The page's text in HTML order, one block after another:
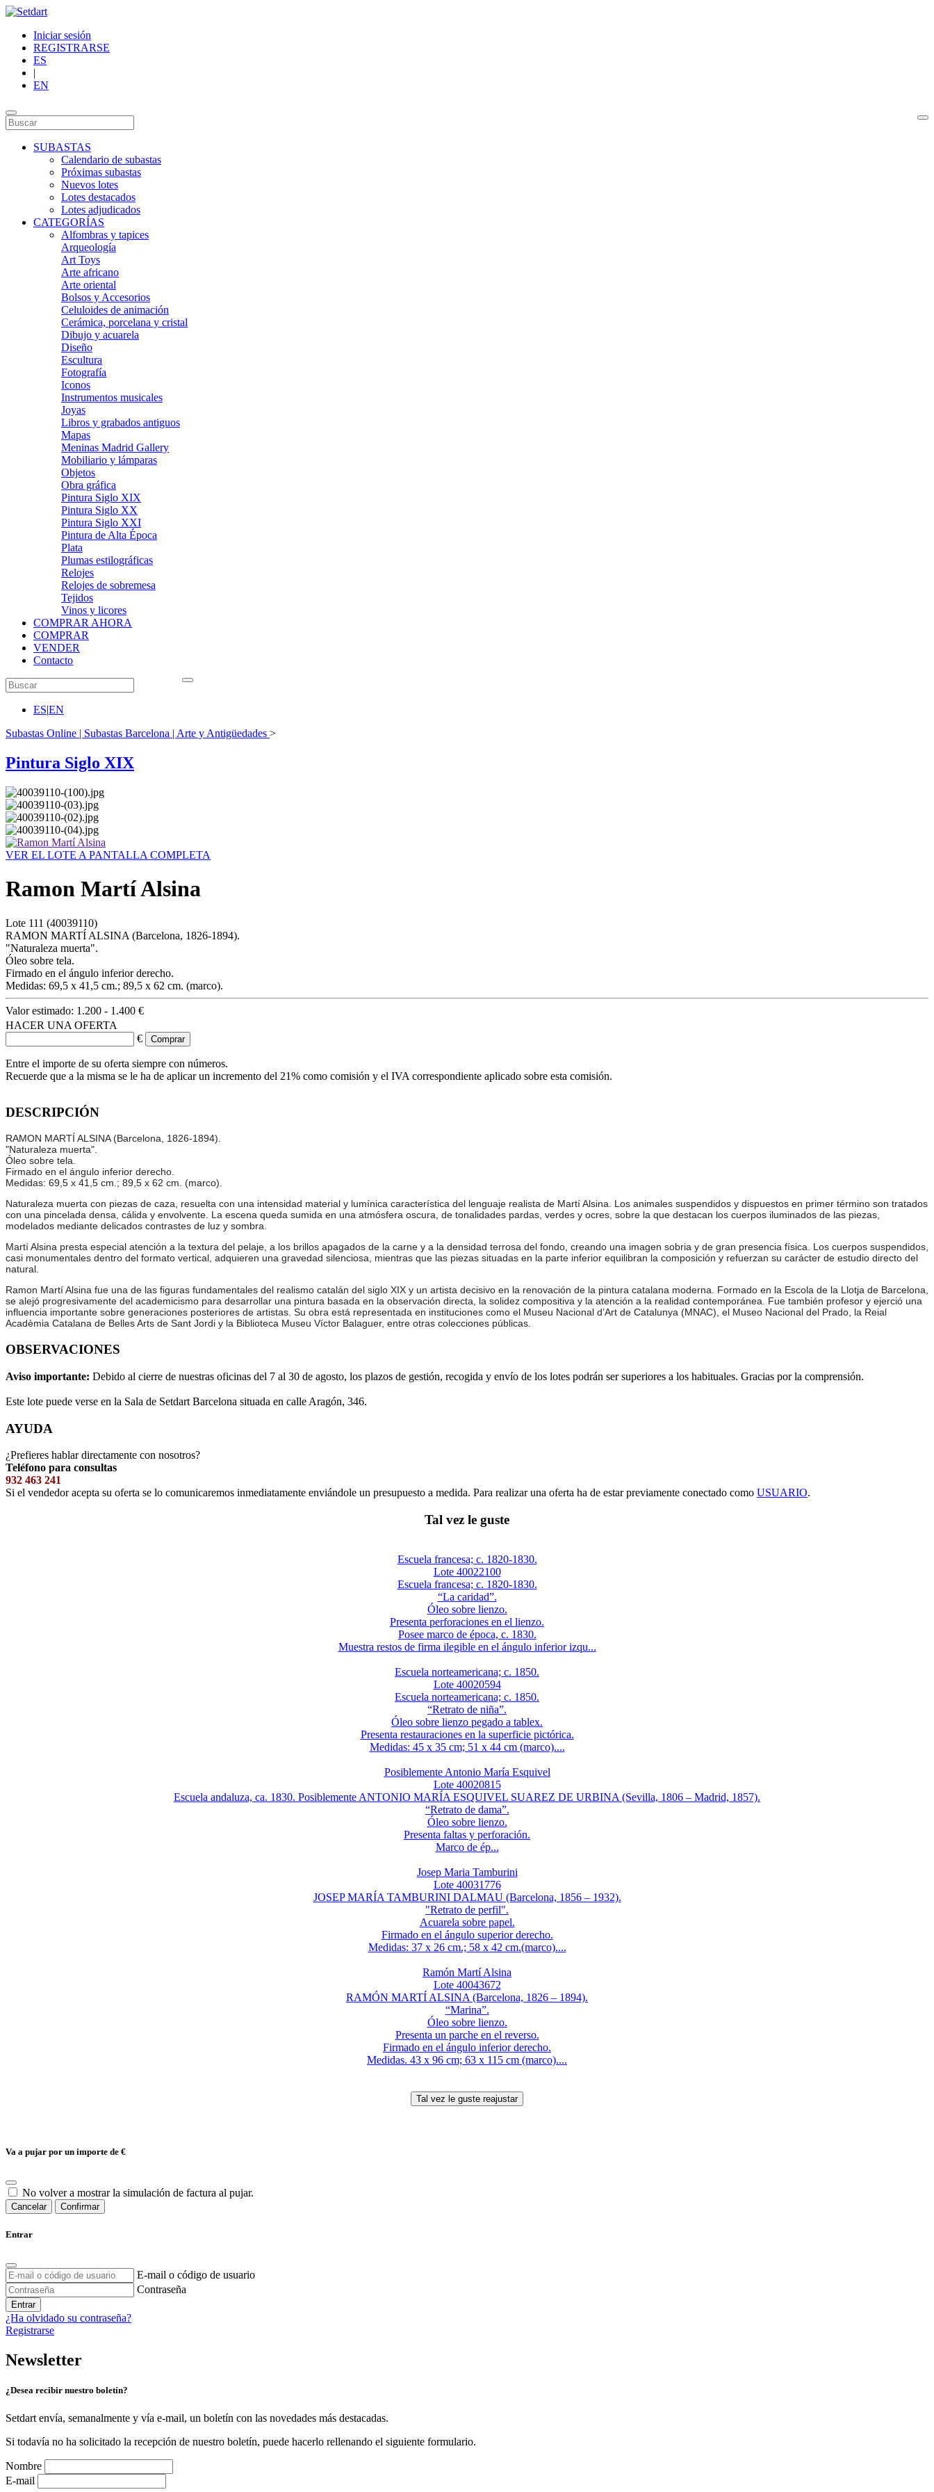
Iniciar sesión
REGISTRARSE
ES
|
EN
SUBASTAS
Calendario de subastas
Próximas subastas
Nuevos lotes
Lotes destacados
Lotes adjudicados
CATEGORÍAS
Alfombras y tapices
Arqueología
Art Toys
Arte africano
Arte oriental
Bolsos y Accesorios
Celuloides de animación
Cerámica, porcelana y cristal
Dibujo y acuarela
Diseño
Escultura
Fotografía
Iconos
Instrumentos musicales
Joyas
Libros y grabados antiguos
Mapas
Meninas Madrid Gallery
Mobiliario y lámparas
Objetos
Obra gráfica
Pintura Siglo XIX
Pintura Siglo XX
Pintura Siglo XXI
Pintura de Alta Época
Plata
Plumas estilográficas
Relojes
Relojes de sobremesa
Tejidos
Vinos y licores
COMPRAR AHORA
COMPRAR
VENDER
Contacto
ES|EN
Subastas Online | Subastas Barcelona | Arte y Antigüedades >
Pintura Siglo XIX
VER EL LOTE A PANTALLA COMPLETA
Ramon Martí Alsina
Lote 111 (40039110)
RAMON MARTÍ ALSINA (Barcelona, 1826-1894).
"Naturaleza muerta".
Óleo sobre tela.
Firmado en el ángulo inferior derecho.
Medidas: 69,5 x 41,5 cm.; 89,5 x 62 cm. (marco).
Valor estimado: 1.200 - 1.400 €
HACER UNA OFERTA
€
Entre el importe de su oferta siempre con números.
Recuerde que a la misma se le ha de aplicar un incremento del 21% como comisión y el IVA correspondiente aplicado sobre esta comisión.
DESCRIPCIÓN
RAMON MARTÍ ALSINA (Barcelona, 1826-1894).
"Naturaleza muerta".
Óleo sobre tela.
Firmado en el ángulo inferior derecho.
Medidas: 69,5 x 41,5 cm.; 89,5 x 62 cm. (marco).
Naturaleza muerta con piezas de caza, resuelta con una intensidad material y lumínica característica del lenguaje realista de Martí Alsina. Los animales suspendidos y dispuestos en primer término son tratados
con una pincelada densa, cálida y envolvente. La escena queda sumida en una atmósfera oscura, de tonalidades pardas, verdes y ocres, sobre la que destacan los cuerpos iluminados de las piezas,
modelados mediante delicados contrastes de luz y sombra.
Martí Alsina presta especial atención a la textura del pelaje, a los brillos apagados de la carne y a la densidad terrosa del fondo, creando una imagen sobria y de gran presencia física. Los cuerpos suspendidos,
casi monumentales dentro del formato vertical, adquieren una gravedad silenciosa, mientras que las piezas situadas en la parte inferior equilibran la composición y refuerzan su carácter de estudio directo del
natural.
Ramon Martí Alsina fue una de las figuras fundamentales del realismo catalán del siglo XIX y un artista decisivo en la renovación de la pintura catalana moderna. Formado en la Escola de la Llotja de Barcelona,
se alejó progresivamente del academicismo para desarrollar una pintura basada en la observación directa, la solidez compositiva y la atención a la realidad contemporánea. Fue también profesor y ejerció una
influencia importante sobre generaciones posteriores de artistas. Su obra está representada en instituciones como el Museu Nacional d’Art de Catalunya (MNAC), el Museo Nacional del Prado, la Reial
Acadèmia Catalana de Belles Arts de Sant Jordi y la Biblioteca Museu Víctor Balaguer, entre otras colecciones públicas.
OBSERVACIONES
Aviso importante: Debido al cierre de nuestras oficinas del 7 al 30 de agosto, los plazos de gestión, recogida y envío de los lotes podrán ser superiores a los habituales. Gracias por la comprensión.
Este lote puede verse en la Sala de Setdart Barcelona situada en calle Aragón, 346.
AYUDA
¿Prefieres hablar directamente con nosotros?
Teléfono para consultas
932 463 241
Si el vendedor acepta su oferta se lo comunicaremos inmediatamente enviándole un presupuesto a medida. Para realizar una oferta ha de estar previamente conectado como USUARIO.
Tal vez le guste
Escuela francesa; c. 1820-1830.
Lote 40022100
Escuela francesa; c. 1820-1830.
“La caridad”.
Óleo sobre lienzo.
Presenta perforaciones en el lienzo.
Posee marco de época, c. 1830.
Muestra restos de firma ilegible en el ángulo inferior izqu...
Escuela norteamericana; c. 1850.
Lote 40020594
Escuela norteamericana; c. 1850.
“Retrato de niña”.
Óleo sobre lienzo pegado a tablex.
Presenta restauraciones en la superficie pictórica.
Medidas: 45 x 35 cm; 51 x 44 cm (marco)....
Posiblemente Antonio María Esquivel
Lote 40020815
Escuela andaluza, ca. 1830. Posiblemente ANTONIO MARÍA ESQUIVEL SUAREZ DE URBINA (Sevilla, 1806 – Madrid, 1857).
“Retrato de dama”.
Óleo sobre lienzo.
Presenta faltas y perforación.
Marco de ép...
Josep Maria Tamburini
Lote 40031776
JOSEP MARÍA TAMBURINI DALMAU (Barcelona, 1856 – 1932).
"Retrato de perfil".
Acuarela sobre papel.
Firmado en el ángulo superior derecho.
Medidas: 37 x 26 cm.; 58 x 42 cm.(marco)....
Ramón Martí Alsina
Lote 40043672
RAMÓN MARTÍ ALSINA (Barcelona, 1826 – 1894).
“Marina”.
Óleo sobre lienzo.
Presenta un parche en el reverso.
Firmado en el ángulo inferior derecho.
Medidas. 43 x 96 cm; 63 x 115 cm (marco)....
Va a pujar por un importe de €
No volver a mostrar la simulación de factura al pujar.
Cancelar Confirmar
Entrar
E-mail o código de usuario
Contraseña
Entrar
¿Ha olvidado su contraseña?
Registrarse
Newsletter
¿Desea recibir nuestro boletín?
Setdart envía, semanalmente y vía e-mail, un boletín con las novedades más destacadas.
Si todavía no ha solicitado la recepción de nuestro boletín, puede hacerlo rellenando el siguiente formulario.
Nombre
E-mail